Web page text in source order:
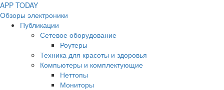
APP TODAY
Обзоры электроники
Публикации
Сетевое оборудование
Роутеры
Техника для красоты и здоровья
Компьютеры и комплектующие
Неттопы
Мониторы